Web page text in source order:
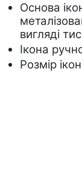
Основа
вигляді
Ікона
Розмір